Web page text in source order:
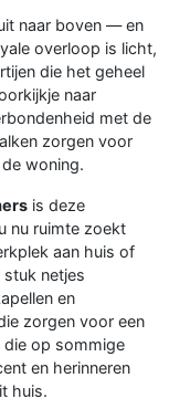
naar boven — en
overloop is licht,
die het geheel
naar
met de
zorgen voor
woning.
is deze
nu ruimte zoekt
aan huis of
netjes
en
zorgen voor een
die op sommige
en herinneren
huis.